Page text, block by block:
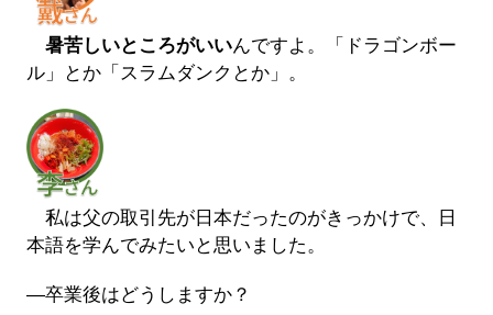
暑苦しいところがいいんですよ。「ドラゴンボー
ル」とか「スラムダンクとか」。
私は父の取引先が日本だったのがきっかけで、日
本語を学んでみたいと思いました。
―卒業後はどうしますか？